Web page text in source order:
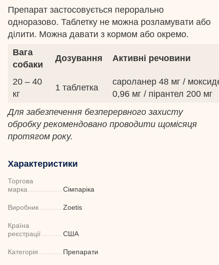
Препарат застосовується перорально
одноразово. Таблетку не можна розламувати або
ділити. Можна давати з кормом або окремо.
Вага
собаки
Дозування Активні речовини
20 – 40
кг
1 таблетка
сароланер 48 мг /
0,96 мг / пірантел 200 мг
Для забезпечення безперервного захисту
обробку рекомендовано проводити щомісяця
протягом року.
Характеристики
Торгова
марка
Сімпаріка
Виробник Zoetis
Країна
реєстрації
США
Категорія Препарати